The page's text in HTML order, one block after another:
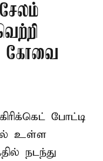
கோவை
போட்டி
உள்ள
நடந்து